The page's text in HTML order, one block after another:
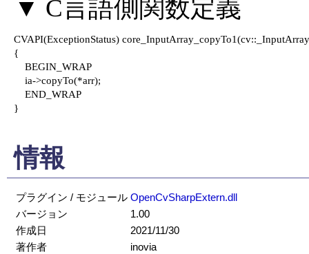
CVAPI(ExceptionStatus)
{
    BEGIN_WRAP
    ia->copyTo(*arr);
    END_WRAP
}
情報
プラグイン / モジュール OpenCvSharpExtern.dll
バージョン
1.00
作成日
2021/11/30
著作者
inovia